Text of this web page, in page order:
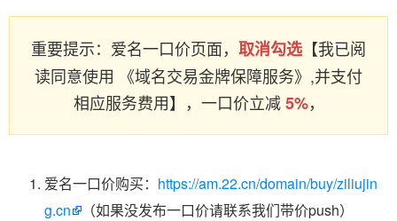
重要提示：爱名一口价页面， 取消勾选 【我已阅
读同意使用 《域名交易金牌保障服务》,并支付
相应服务费用】，一口价立减5%，
爱名一口价购买： https://am.22.cn/domain/buy/ziliujin
g.cn
（如果没发布一口价请联系我们带价push）